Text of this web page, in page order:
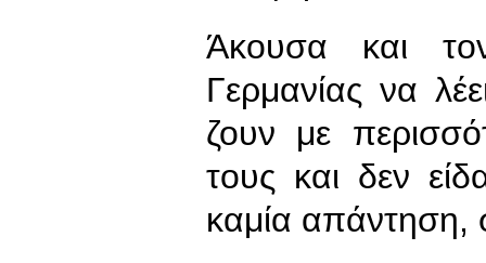
Άκουσα και
Γερμανίας να
ζουν με
τους και δεν
καμία απάντηση,